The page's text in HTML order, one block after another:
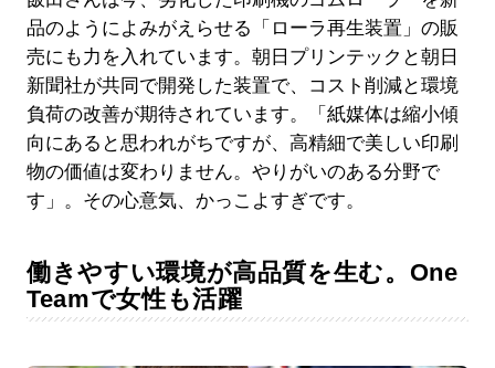
品のようによみがえらせる「ローラ再生装置」の販
売にも力を入れています。朝日プリンテックと朝日
新聞社が共同で開発した装置で、コスト削減と環境
負荷の改善が期待されています。「紙媒体は縮小傾
向にあると思われがちですが、高精細で美しい印刷
物の価値は変わりません。やりがいのある分野で
す」。その心意気、かっこよすぎです。
働きやすい環境が高品質を生む。One
Teamで女性も活躍